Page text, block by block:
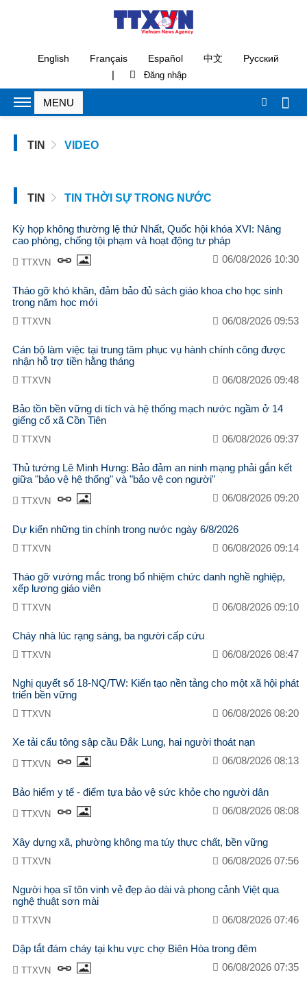
English Français Español 中文 Русский
|
TIN VIDEO
TIN TIN THỜI SỰ TRONG NƯỚC
Kỳ họp không thường lệ thứ Nhất, Quốc hội khóa XVI: Nâng
cao phòng, chống tội phạm và hoạt động tư pháp
TTXVN 06/08/2026 10:30
Tháo gỡ khó khăn, đảm bảo đủ sách giáo khoa cho học sinh
trong năm học mới
TTXVN 06/08/2026 09:53
Cán bộ làm việc tại trung tâm phục vụ hành chính công được
nhận hỗ trợ tiền hằng tháng
TTXVN 06/08/2026 09:48
Bảo tồn bền vững di tích và hệ thống mạch nước ngầm ở 14
giếng cổ xã Cồn Tiên
TTXVN 06/08/2026 09:37
Thủ tướng Lê Minh Hưng: Bảo đảm an ninh mạng phải gắn kết
giữa "bảo vệ hệ thống" và "bảo vệ con người"
TTXVN 06/08/2026 09:20
Dự kiến những tin chính trong nước ngày 6/8/2026
TTXVN 06/08/2026 09:14
Tháo gỡ vướng mắc trong bổ nhiệm chức danh nghề nghiệp,
xếp lương giáo viên
TTXVN 06/08/2026 09:10
Cháy nhà lúc rạng sáng, ba người cấp cứu
TTXVN 06/08/2026 08:47
Nghị quyết số 18-NQ/TW: Kiến tạo nền tảng cho một xã hội phát
triển bền vững
TTXVN 06/08/2026 08:20
Xe tải cẩu tông sập cầu Đắk Lung, hai người thoát nạn
TTXVN 06/08/2026 08:13
Bảo hiểm y tế - điểm tựa bảo vệ sức khỏe cho người dân
TTXVN 06/08/2026 08:08
Xây dựng xã, phường không ma túy thực chất, bền vững
TTXVN 06/08/2026 07:56
Người họa sĩ tôn vinh vẻ đẹp áo dài và phong cảnh Việt qua
nghệ thuật sơn mài
TTXVN 06/08/2026 07:46
Dập tắt đám cháy tại khu vực chợ Biên Hòa trong đêm
TTXVN 06/08/2026 07:35